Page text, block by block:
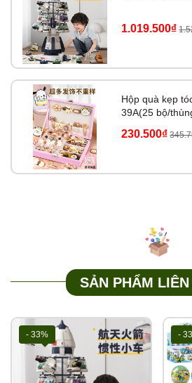
1.019.500₫
Hộp quà kẹp
39A(25 bộ/
230.500₫
SẢN PHẨM
- 33% -